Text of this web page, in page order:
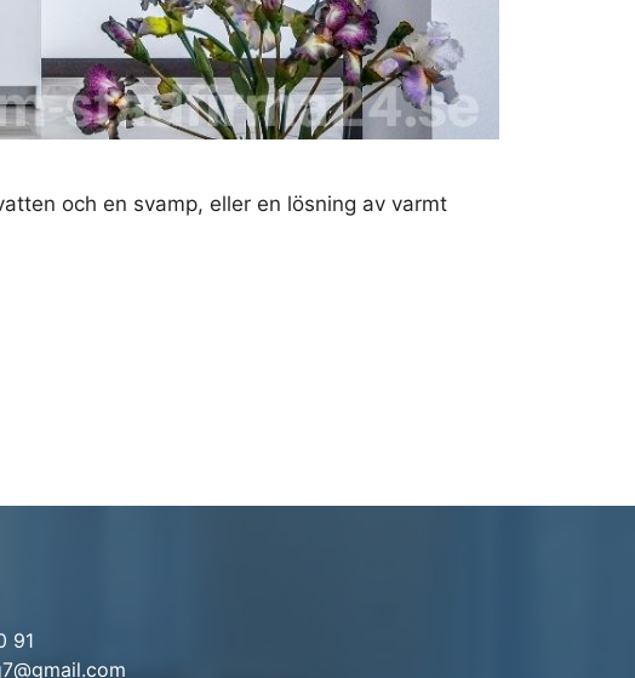
och en svamp, eller en lösning av varmt
91